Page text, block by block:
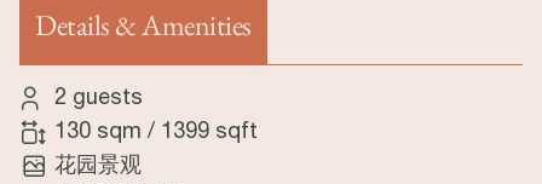
Details & Amenities
（活动标签）
2 guests
130 sqm / 1399 sqft
花园景观